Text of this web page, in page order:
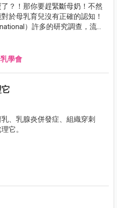
？！那你要趕緊斷母奶！不然
於母乳育兒沒有正確的認知！
）許多的研究調查，流產
淆，其實是沒搞清楚懷孕期間
並學會觀察異狀，當然是可以
學會
、乳腺炎併發症、組織穿刺
它。